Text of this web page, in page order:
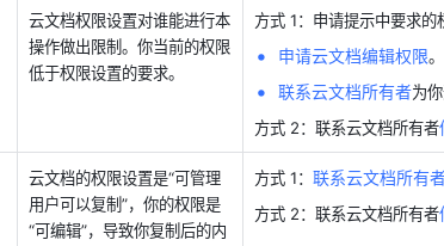
云文档权限设置对谁能进行本
操作做出限制。你当前的权限
低于权限设置的要求。
方式 1：申请提示中要求的
申请云文档编辑权限。
联系云文档所有者为
方式 2：联系云文档所有者
云文档的权限设置是“可管理
用户可以复制”，你的权限是
“可编辑”，导致你复制后的内
方式 1： 联系云文档所有
方式 2：联系云文档所有者